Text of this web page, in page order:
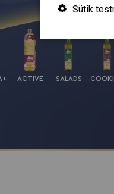
ACTIVE SALADS
Sütik